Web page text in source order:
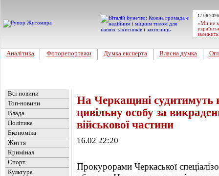
«Ми не
Аналітика Фоторепортажи Думка експерта Власна думка
Всі новини
Топ-новини
Влада
Політика
Економіка
Життя
Кримінал
Спорт
Культура
На Черкащині судитимуть
цивільну особу за
військової частини
16.02 22:20
Прокурорами Черкаської